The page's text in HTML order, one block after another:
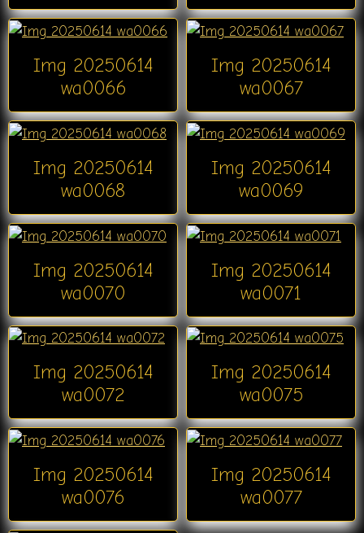
Img 20250614
wa0066
Img 20250614
wa0067
Img 20250614
wa0068
Img 20250614
wa0069
Img 20250614
wa0070
Img 20250614
wa0071
Img 20250614
wa0072
Img 20250614
wa0075
Img 20250614
wa0076
Img 20250614
wa0077